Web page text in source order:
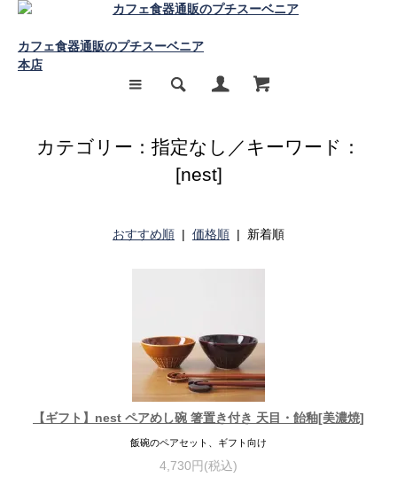
カフェ食器通販のプチスーベニア
本店
カテゴリー：指定なし／キーワード：
[nest]
おすすめ順 | 価格順 | 新着順
【ギフト】nest ペアめし碗 箸置き付き 天目・飴釉[美濃焼]
飯碗のペアセット、ギフト向け
4,730円(税込)